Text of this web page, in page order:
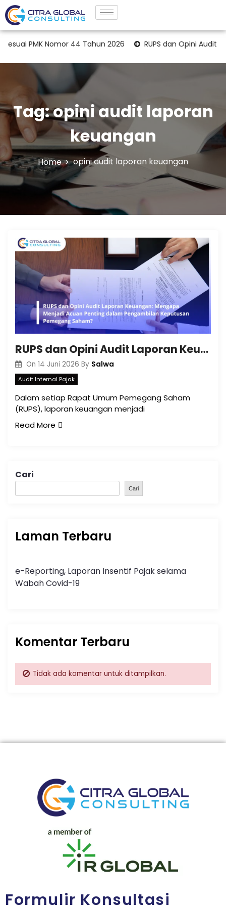
PMK Nomor 44 Tahun 2026 RUPS dan Opini Audit
Tag:opini audit laporan
keuangan
Home opini audit laporan keuangan
RUPS dan Opini Audit Laporan Keuangan: Mengapa Menjadi Acuan Penting dalam Pengambilan Keputusan Pemegang Saham?
On 14 Juni 2026 By Salwa
Audit Internal Pajak
Dalam setiap Rapat Umum Pemegang Saham
(RUPS), laporan keuangan menjadi
Read More
Cari
Cari
Laman Terbaru
e-Reporting, Laporan Insentif Pajak selama
Wabah Covid-19
Komentar Terbaru
Tidak ada komentar untuk ditampilkan.
Formulir Konsultasi